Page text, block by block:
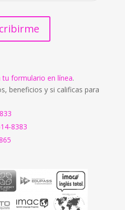
tu formulario en línea.
beneficios y si calificas para
8383